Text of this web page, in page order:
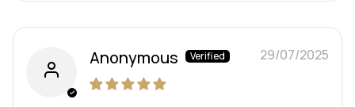
29/07/2025
Anonymous